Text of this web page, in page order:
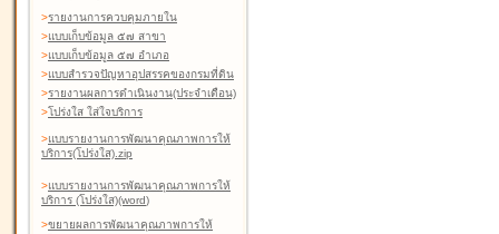
>รายงานการควบคุมภายใน
>แบบเก็บข้อมูล ๕๗ สาขา
>แบบเก็บข้อมูล ๕๗ อำเภอ
>แบบสำรวจปัญหาอุปสรรคของกรมที่ดิน
>รายงานผลการดำเนินงาน(ประจำเดือน)
>โปร่งใส ใส่ใจบริการ
>แบบรายงานการพัฒนาคุณภาพการให้
บริการ(โปร่งใส).zip
>แบบรายงานการพัฒนาคุณภาพการให้
บริการ (โปร่งใส)(word)
>ขยายผลการพัฒนาคุณภาพการให้